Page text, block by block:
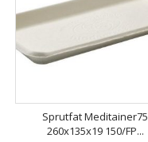
Sprutfat Meditainer75
260x135x19 150/FP...